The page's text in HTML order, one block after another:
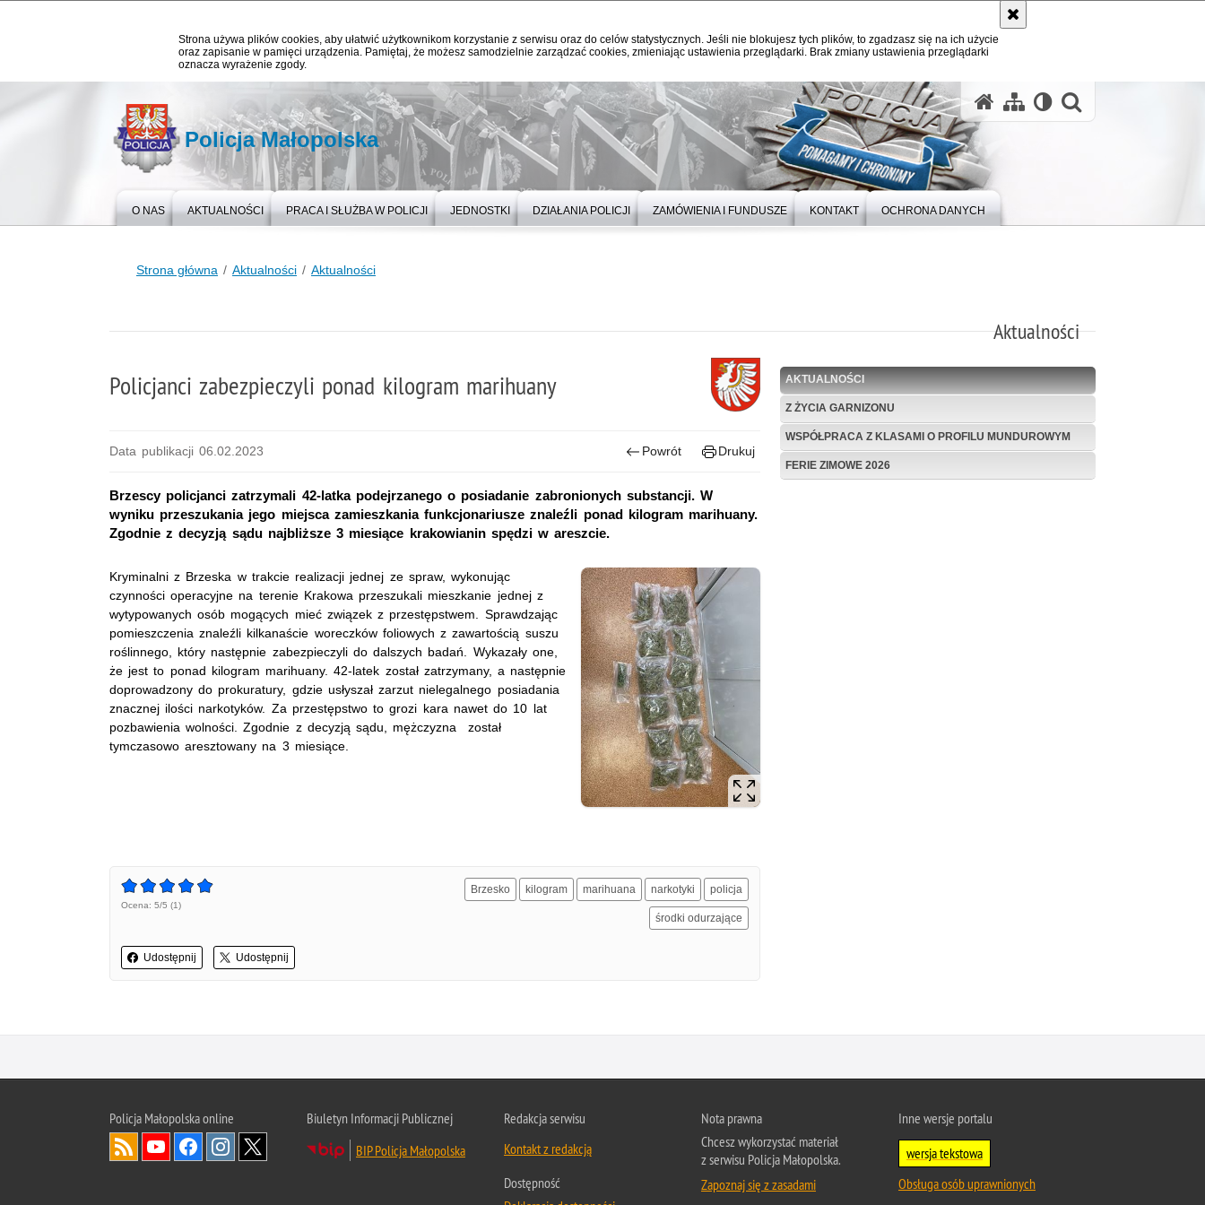
Strona używa plików cookies, aby ułatwić użytkownikom korzystanie z serwisu oraz do celów statystycznych. Jeśli nie blokujesz tych plików, to zgadzasz się na ich użycie
oraz zapisanie w pamięci urządzenia. Pamiętaj, że możesz samodzielnie zarządzać cookies, zmieniając ustawienia przeglądarki. Brak zmiany ustawienia przeglądarki
oznacza wyrażenie zgody.
Policja Małopolska
O NAS AKTUALNOŚCI PRACA I SŁUŻBA W POLICJI JEDNOSTKI DZIAŁANIA POLICJI ZAMÓWIENIA I FUNDUSZE KONTAKT OCHRONA DANYCH
Strona główna Aktualności Aktualności
Aktualności
Policjanci zabezpieczyli ponad kilogram marihuany
Data publikacji 06.02.2023 Powrót Drukuj
Brzescy policjanci zatrzymali 42-latka podejrzanego o posiadanie zabronionych substancji. W
wyniku przeszukania jego miejsca zamieszkania funkcjonariusze znaleźli ponad kilogram marihuany.
Zgodnie z decyzją sądu najbliższe 3 miesiące krakowianin spędzi w areszcie.
Kryminalni z Brzeska w trakcie realizacji jednej ze spraw, wykonując
czynności operacyjne na terenie Krakowa przeszukali mieszkanie jednej z
wytypowanych osób mogących mieć związek z przestępstwem. Sprawdzając
pomieszczenia znaleźli kilkanaście woreczków foliowych z zawartością suszu
roślinnego, który następnie zabezpieczyli do dalszych badań. Wykazały one,
że jest to ponad kilogram marihuany. 42-latek został zatrzymany, a następnie
doprowadzony do prokuratury, gdzie usłyszał zarzut nielegalnego posiadania
znacznej ilości narkotyków. Za przestępstwo to grozi kara nawet do 10 lat
pozbawienia wolności. Zgodnie z decyzją sądu, mężczyzna został
tymczasowo aresztowany na 3 miesiące.
Ocena: 5/5 (1)
Udostępnij Udostępnij
Brzesko kilogram marihuana narkotyki policja
środki odurzające
AKTUALNOŚCI
Z ŻYCIA GARNIZONU
WSPÓŁPRACA Z KLASAMI O PROFILU MUNDUROWYM
FERIE ZIMOWE 2026
Policja Małopolska online
Biuletyn Informacji Publicznej
BIP Policja Małopolska
Redakcja serwisu
Kontakt z redakcją
Dostępność
Nota prawna
Chcesz wykorzystać materiał
z serwisu Policja Małopolska.
Zapoznaj się z zasadami
Inne wersje portalu
wersja tekstowa
Obsługa osób uprawnionych